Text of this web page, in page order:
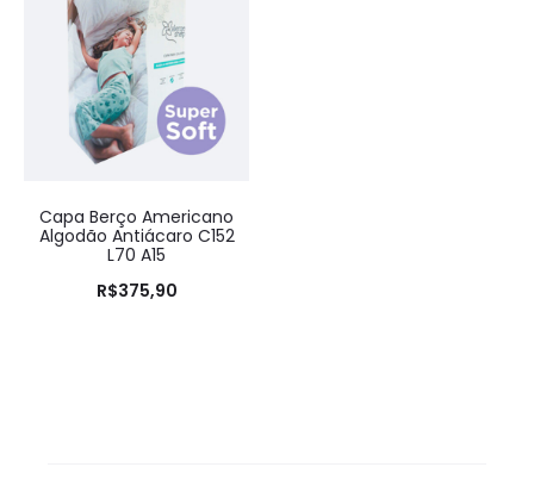
Capa Berço Americano
Algodão Antiácaro C152
L70 A15
R$375,90